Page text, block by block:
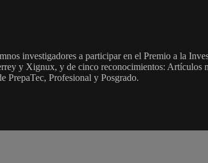
investigadores a participar en el Premio a la
y Xignux, y de cinco reconocimientos: Artículos
PrepaTec, Profesional y Posgrado.